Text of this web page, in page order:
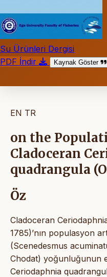
Su Ürünleri Dergisi
PDF İndir
Kaynak Göster
EN TR
on the
Cladoceran
quadrangula
Öz
Cladoceran
1785)’nın populasyon
(Scenedesmus
Chodat) yoğunluğunun
Ceriodaphnia